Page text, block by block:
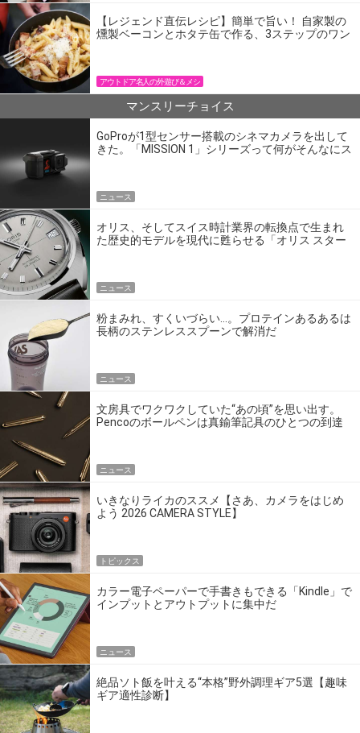
【レジェンド直伝レシピ】簡単で旨い！ 自家製の
燻製ベーコンとホタテ缶で作る、3ステップのワン
アウトドア名人の外遊び＆メシ
マンスリーチョイス
GoProが1型センサー搭載のシネマカメラを出して
きた。「MISSION 1」シリーズって何がそんなにス
ニュース
オリス、そしてスイス時計業界の転換点で生まれ
た歴史的モデルを現代に甦らせる「オリス スター
ニュース
粉まみれ、すくいづらい…。プロテインあるあるは
長柄のステンレススプーンで解消だ
ニュース
文房具でワクワクしていた“あの頃”を思い出す。
Pencoのボールペンは真鍮筆記具のひとつの到達
ニュース
いきなりライカのススメ【さあ、カメラをはじめ
よう 2026 CAMERA STYLE】
トピックス
カラー電子ペーパーで手書きもできる「Kindle」で
インプットとアウトプットに集中だ
ニュース
絶品ソト飯を叶える“本格”野外調理ギア5選【趣味
ギア適性診断】